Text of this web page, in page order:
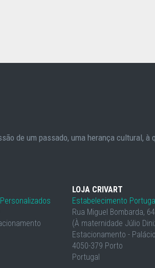
de um passado, uma herança cultural, à
LOJA CRIVART
Estabelecimento
Rua Miguel Bombarda,
(À maternidade Júlio
Estacionamento -
4050-379 Porto
Portugal